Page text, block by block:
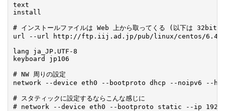
text
install
# インストールファイルは Web 上から取ってくる (以下は 32bit)
url --url http://ftp.iij.ad.jp/pub/linux/centos/6.4/
lang ja_JP.UTF-8
keyboard jp106
# NW 周りの設定
network --device eth0 --bootproto dhcp --noipv6 --
# スタティックに設定するならこんな感じに
# network --device eth0 --bootproto static --ip